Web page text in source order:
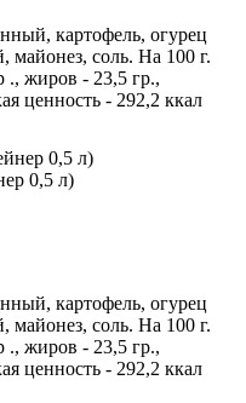
картофель, огурец
майонез, соль. На 100 г.
., жиров - 23,5 гр.,
ценность - 292,2 ккал
0,5 л)
картофель, огурец
майонез, соль. На 100 г.
., жиров - 23,5 гр.,
ценность - 292,2 ккал